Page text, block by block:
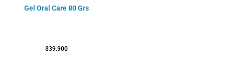
Gel Oral Care 80 Grs
$39.900